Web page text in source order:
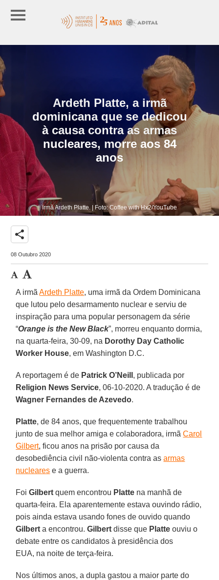
Ardeth Platte, a irmã
dominicana que se dedicou
à causa contra as armas
nucleares, morre aos 84
anos
Irmã Ardeth Platte. | Foto: Coffee with Hx2/YouTube
share
08 Outubro 2020
A irmãArdeth Platte, uma irmã da Ordem Dominicana
que lutou pelo desarmamento nuclear e serviu de
inspiração para uma popular personagem da série
“Orange is the New Black”, morreu enquanto dormia,
na quarta-feira, 30-09, na Dorothy Day Catholic
Worker House, em Washington D.C.
A reportagem é de Patrick O’Neill , publicada por
Religion News Service, 06-10-2020. A tradução é de
Wagner Fernandes de Azevedo.
Platte, de 84 anos, que frequentemente trabalhou
junto de sua melhor amiga e colaboradora, irmãCarol
Gilbert, ficou anos na prisão por causa da
desobediência civil não-violenta contra asarmas
nucleares e a guerra.
FoiGilbert quem encontrou Platte na manhã de
quarta-feira. Ela aparentemente estava ouvindo rádio,
pois ainda estava usando fones de ouvido quando
Gilbert a encontrou.Gilbert disse que Platte ouviu o
debate entre os candidatos à presidência dos
EUA, na noite de terça-feira.
Nos últimos anos, a dupla gastou a maior parte do